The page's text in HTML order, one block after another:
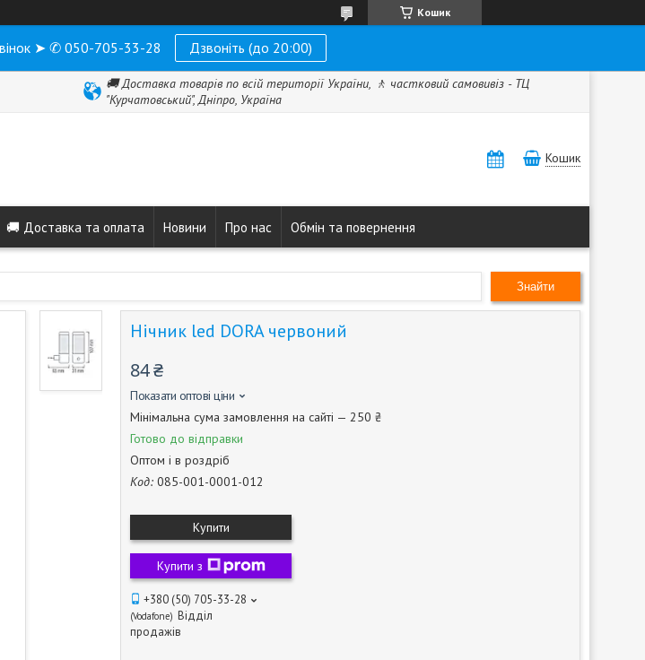
Кошик
➤ ✆ 050-705-33-28 Дзвоніть (до 20:00)
🚚 Доставка товарів по всій території України, 🚶 частковий самовивіз - ТЦ
"Курчатовський", Дніпро, Україна
Кошик
🚚 Доставка та оплата Новини Про нас Обмін та повернення
Знайти
Нічник led DORA червоний
84 ₴
Показати оптові ціни
Мінімальна сума замовлення на сайті — 250 ₴
Готово до відправки
Оптом і в роздріб
Код: 085-001-0001-012
Купити
Купити з
+380 (50) 705-33-28
Vodafone Відділ
продажів